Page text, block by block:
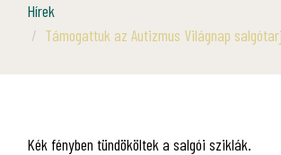
Hírek
Támogattuk az Autizmus Világnap
Kék fényben tündököltek a salgói sziklák.